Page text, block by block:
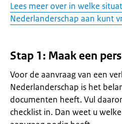
Lees meer over in welke
Nederlanderschap aan kunt
Stap 1: Maak een
Voor de aanvraag van een
Nederlanderschap is het
documenten heeft. Vul
checklist in. Dan weet u